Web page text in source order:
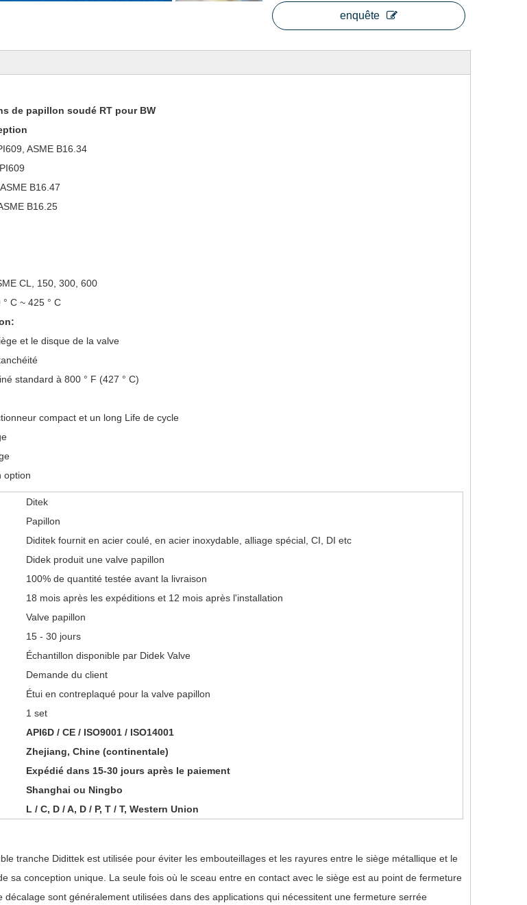
enquête
de papillon soudé RT pour BW
ASME B16.34
B16.47
B16.25
CL, 150, 300, 600
° C ~ 425 ° C
et le disque de la valve
standard à 800 ° F (427 ° C)
compact et un long Life de cycle
option
Ditek
Papillon
Diditek fournit en acier coulé, en acier inoxydable, alliage spécial, CI, DI etc
Didek produit une valve papillon
100% de quantité testée avant la livraison
18 mois après les expéditions et 12 mois après l'installation
Valve papillon
15 - 30 jours
Échantillon disponible par Didek Valve
Demande du client
Étui en contreplaqué pour la valve papillon
1 set
API6D / CE / ISO9001 / ISO14001
Zhejiang, Chine (continentale)
Expédié dans 15-30 jours après le paiement
Shanghai ou Ningbo
L / C, D / A, D / P, T / T, Western Union
tranche Didittek est utilisée pour éviter les embouteillages et les rayures entre le siège métallique et le
sa conception unique. La seule fois où le sceau entre en contact avec le siège est au point de fermeture
décalage sont généralement utilisées dans des applications qui nécessitent une fermeture serrée